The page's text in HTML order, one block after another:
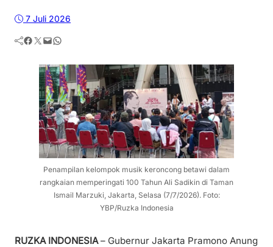
7 Juli 2026
Facebook Twitter Mail WhatsApp
Penampilan kelompok musik keroncong betawi dalam
rangkaian memperingati 100 Tahun Ali Sadikin di Taman
Ismail Marzuki, Jakarta, Selasa (7/7/2026). Foto:
YBP/Ruzka Indonesia
RUZKA INDONESIA– Gubernur Jakarta Pramono Anung